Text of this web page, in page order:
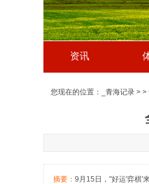
资讯
摘要： 9月15日，"好运'弈棋'
您现在的位置： _青海记录 > >